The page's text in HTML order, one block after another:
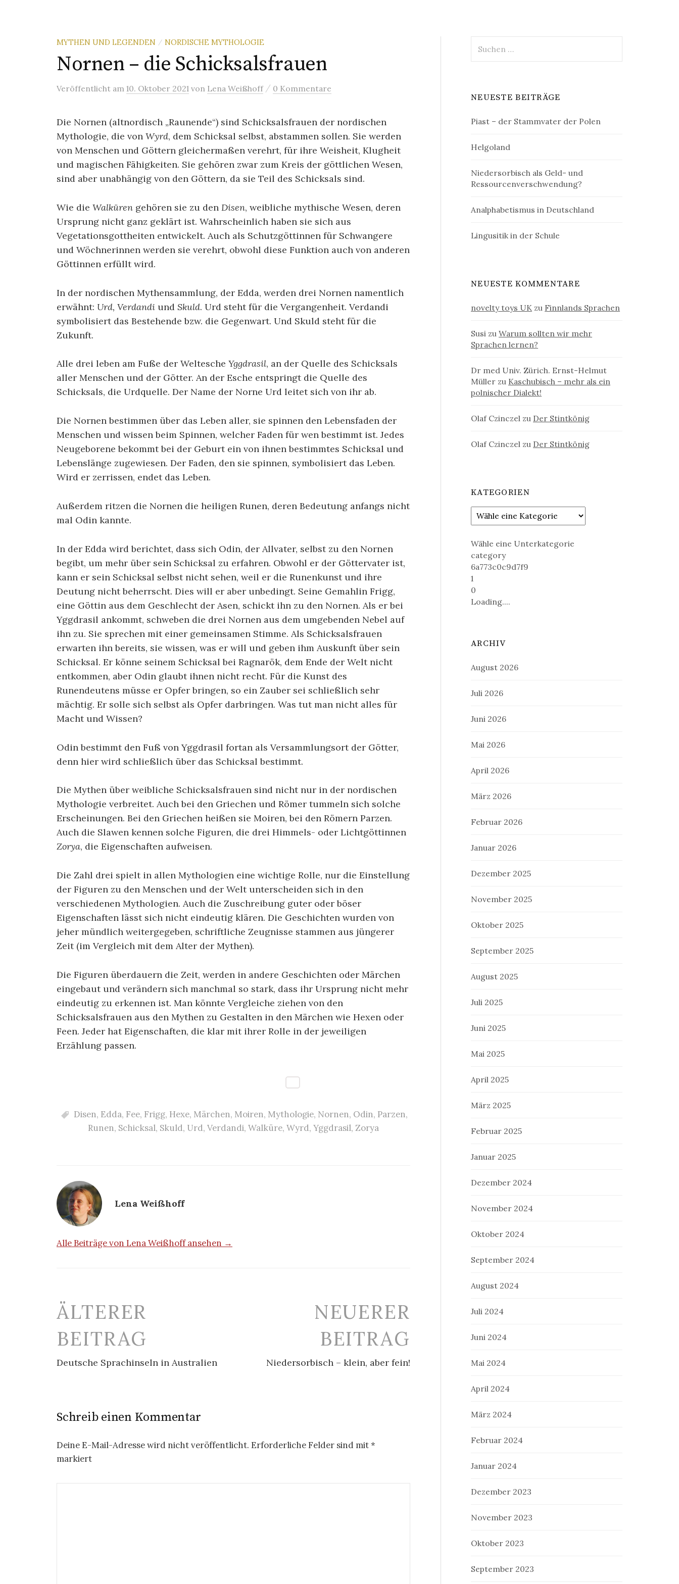
MYTHEN UND LEGENDEN / NORDISCHE MYTHOLOGIE
Nornen – die Schicksalsfrauen
Veröffentlicht am 10. Oktober 2021 von Lena Weißhoff / 0 Kommentare
Die Nornen (altnordisch „Raunende“) sind Schicksalsfrauen der nordischen
Mythologie, die von Wyrd, dem Schicksal selbst, abstammen sollen. Sie werden
von Menschen und Göttern gleichermaßen verehrt, für ihre Weisheit, Klugheit
und magischen Fähigkeiten. Sie gehören zwar zum Kreis der göttlichen Wesen,
sind aber unabhängig von den Göttern, da sie Teil des Schicksals sind.
Wie die Walküren gehören sie zu den Disen, weibliche mythische Wesen, deren
Ursprung nicht ganz geklärt ist. Wahrscheinlich haben sie sich aus
Vegetationsgottheiten entwickelt. Auch als Schutzgöttinnen für Schwangere
und Wöchnerinnen werden sie verehrt, obwohl diese Funktion auch von anderen
Göttinnen erfüllt wird.
In der nordischen Mythensammlung, der Edda, werden drei Nornen namentlich
erwähnt: Urd, Verdandi und Skuld. Urd steht für die Vergangenheit. Verdandi
symbolisiert das Bestehende bzw. die Gegenwart. Und Skuld steht für die
Zukunft.
Alle drei leben am Fuße der Weltesche Yggdrasil, an der Quelle des Schicksals
aller Menschen und der Götter. An der Esche entspringt die Quelle des
Schicksals, die Urdquelle. Der Name der Norne Urd leitet sich von ihr ab.
Die Nornen bestimmen über das Leben aller, sie spinnen den Lebensfaden der
Menschen und wissen beim Spinnen, welcher Faden für wen bestimmt ist. Jedes
Neugeborene bekommt bei der Geburt ein von ihnen bestimmtes Schicksal und
Lebenslänge zugewiesen. Der Faden, den sie spinnen, symbolisiert das Leben.
Wird er zerrissen, endet das Leben.
Außerdem ritzen die Nornen die heiligen Runen, deren Bedeutung anfangs nicht
mal Odin kannte.
In der Edda wird berichtet, dass sich Odin, der Allvater, selbst zu den Nornen
begibt, um mehr über sein Schicksal zu erfahren. Obwohl er der Göttervater ist,
kann er sein Schicksal selbst nicht sehen, weil er die Runenkunst und ihre
Deutung nicht beherrscht. Dies will er aber unbedingt. Seine Gemahlin Frigg,
eine Göttin aus dem Geschlecht der Asen, schickt ihn zu den Nornen. Als er bei
Yggdrasil ankommt, schweben die drei Nornen aus dem umgebenden Nebel auf
ihn zu. Sie sprechen mit einer gemeinsamen Stimme. Als Schicksalsfrauen
erwarten ihn bereits, sie wissen, was er will und geben ihm Auskunft über sein
Schicksal. Er könne seinem Schicksal bei Ragnarök, dem Ende der Welt nicht
entkommen, aber Odin glaubt ihnen nicht recht. Für die Kunst des
Runendeutens müsse er Opfer bringen, so ein Zauber sei schließlich sehr
mächtig. Er solle sich selbst als Opfer darbringen. Was tut man nicht alles für
Macht und Wissen?
Odin bestimmt den Fuß von Yggdrasil fortan als Versammlungsort der Götter,
denn hier wird schließlich über das Schicksal bestimmt.
Die Mythen über weibliche Schicksalsfrauen sind nicht nur in der nordischen
Mythologie verbreitet. Auch bei den Griechen und Römer tummeln sich solche
Erscheinungen. Bei den Griechen heißen sie Moiren, bei den Römern Parzen.
Auch die Slawen kennen solche Figuren, die drei Himmels- oder Lichtgöttinnen
Zorya, die Eigenschaften aufweisen.
Die Zahl drei spielt in allen Mythologien eine wichtige Rolle, nur die Einstellung
der Figuren zu den Menschen und der Welt unterscheiden sich in den
verschiedenen Mythologien. Auch die Zuschreibung guter oder böser
Eigenschaften lässt sich nicht eindeutig klären. Die Geschichten wurden von
jeher mündlich weitergegeben, schriftliche Zeugnisse stammen aus jüngerer
Zeit (im Vergleich mit dem Alter der Mythen).
Die Figuren überdauern die Zeit, werden in andere Geschichten oder Märchen
eingebaut und verändern sich manchmal so stark, dass ihr Ursprung nicht mehr
eindeutig zu erkennen ist. Man könnte Vergleiche ziehen von den
Schicksalsfrauen aus den Mythen zu Gestalten in den Märchen wie Hexen oder
Feen. Jeder hat Eigenschaften, die klar mit ihrer Rolle in der jeweiligen
Erzählung passen.
Disen, Edda, Fee, Frigg, Hexe, Märchen, Moiren, Mythologie, Nornen, Odin, Parzen,
Runen, Schicksal, Skuld, Urd, Verdandi, Walküre, Wyrd, Yggdrasil, Zorya
Lena Weißhoff
Alle Beiträge von Lena Weißhoff ansehen →
Beitrags-
Navigation
ÄLTERER
BEITRAG
Deutsche Sprachinseln in Australien
NEUERER
BEITRAG
Niedersorbisch – klein, aber fein!
Schreib einen Kommentar
Deine E-Mail-Adresse wird nicht veröffentlicht. Erforderliche Felder sind mit*
markiert
nach:
NEUESTE BEITRÄGE
Piast – der Stammvater der Polen
Helgoland
Niedersorbisch als Geld- und
Ressourcenverschwendung?
Analphabetismus in Deutschland
Lingusitik in der Schule
NEUESTE KOMMENTARE
novelty toys UK zu Finnlands Sprachen
Susi zuWarum sollten wir mehr
Sprachen lernen?
Dr med Univ. Zürich. Ernst-Helmut
Müller zu Kaschubisch – mehr als ein
polnischer Dialekt!
Olaf Czinczel zu Der Stintkönig
Olaf Czinczel zu Der Stintkönig
KATEGORIEN
Wähle eine Unterkategorie
category
6a773c0c9d7f9
1
0
Loading....
ARCHIV
August 2026
Juli 2026
Juni 2026
Mai 2026
April 2026
März 2026
Februar 2026
Januar 2026
Dezember 2025
November 2025
Oktober 2025
September 2025
August 2025
Juli 2025
Juni 2025
Mai 2025
April 2025
März 2025
Februar 2025
Januar 2025
Dezember 2024
November 2024
Oktober 2024
September 2024
August 2024
Juli 2024
Juni 2024
Mai 2024
April 2024
März 2024
Februar 2024
Januar 2024
Dezember 2023
November 2023
Oktober 2023
September 2023